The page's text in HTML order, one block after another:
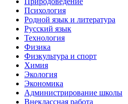
Психология
Родной язык и литература
Русский язык
Технология
Физика
Физкультура и спорт
Химия
Экология
Экономика
Администрирование школы
Внеклассная работа